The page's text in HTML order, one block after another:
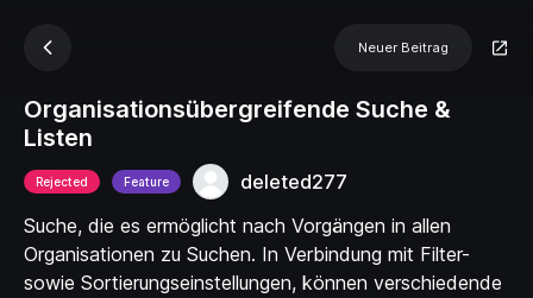
Neuer Beitrag
Organisationsübergreifende Suche &
Listen
Rejected Feature
deleted277
Suche, die es ermöglicht nach Vorgängen in allen
Organisationen zu Suchen. In Verbindung mit Filter-
sowie Sortierungseinstellungen, können verschiedende